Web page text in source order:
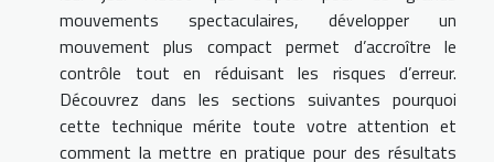
mouvements spectaculaires, développer un
mouvement plus compact permet d’accroître le
contrôle tout en réduisant les risques d’erreur.
Découvrez dans les sections suivantes pourquoi
cette technique mérite toute votre attention et
comment la mettre en pratique pour des résultats